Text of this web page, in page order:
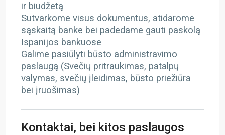
ir biudžetą
Sutvarkome visus dokumentus, atidarome
sąskaitą banke bei padedame gauti paskolą
Ispanijos bankuose
Galime pasiūlyti būsto administravimo
paslaugą (Svečių pritraukimas, patalpų
valymas, svečių įleidimas, būsto priežiūra
bei įruošimas)
Kontaktai, bei kitos paslaugos